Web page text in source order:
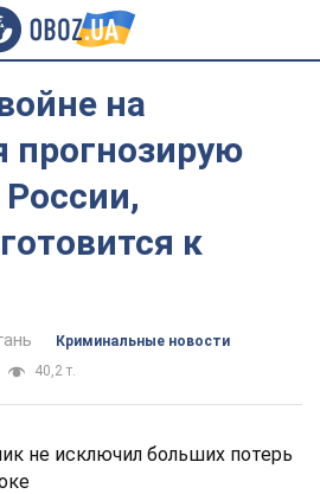
на
прогнозирую
к
Криминальные новости
40,2 т.
не исключил больших потерь